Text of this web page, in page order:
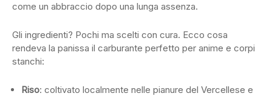
come un abbraccio dopo una lunga assenza.
Gli ingredienti? Pochi ma scelti con cura. Ecco cosa
rendeva la panissa il carburante perfetto per anime e corpi
stanchi:
Riso: coltivato localmente nelle pianure del Vercellese e